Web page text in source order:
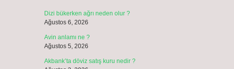
Dizi bükerken ağrı neden olur ?
Ağustos 6, 2026
Avin anlamı ne ?
Ağustos 5, 2026
Akbank’ta döviz satış kuru nedir ?